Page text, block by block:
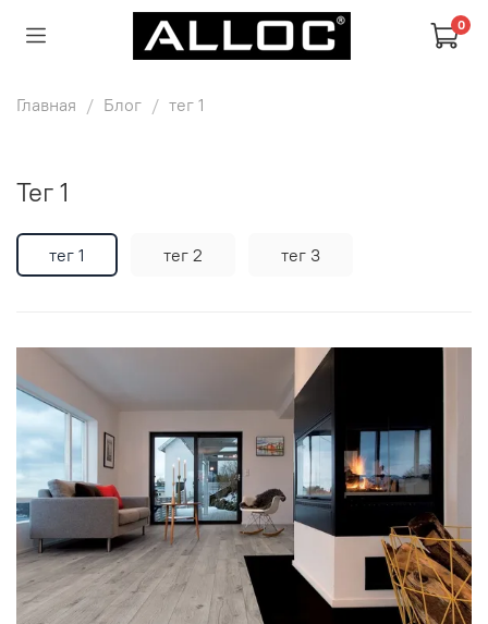
0
Главная Блог тег 1
тег 1
тег 1 тег 2 тег 3